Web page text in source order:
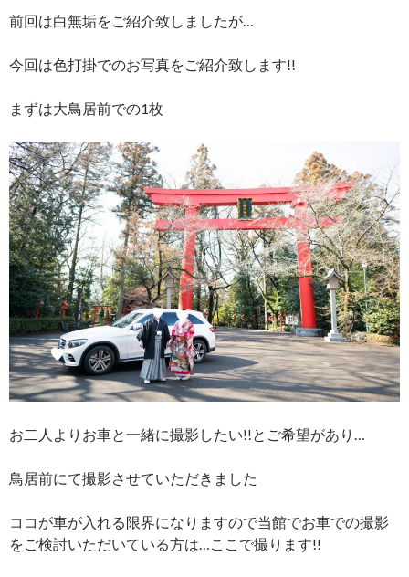
前回は白無垢をご紹介致しましたが…
今回は色打掛でのお写真をご紹介致します!!
まずは大鳥居前での1枚
お二人よりお車と一緒に撮影したい!!とご希望があり…
鳥居前にて撮影させていただきました
ココが車が入れる限界になりますので当館でお車での撮影
をご検討いただいている方は…ここで撮ります!!